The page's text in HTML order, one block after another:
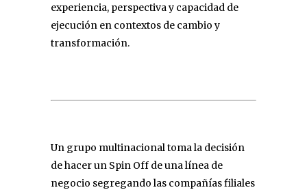
experiencia, perspectiva y capacidad de
ejecución en contextos de cambio y
transformación.
Un grupo multinacional toma la decisión
de hacer un Spin Off de una línea de
negocio segregando las compañías filiales